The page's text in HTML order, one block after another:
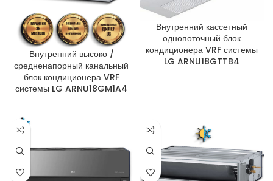
Внутренний высоко /
средненапорный канальный
блок кондиционера VRF
системы LG ARNU18GM1A4
Внутренний кассетный
однопоточный блок
кондиционера VRF системы
LG ARNU18GTTB4